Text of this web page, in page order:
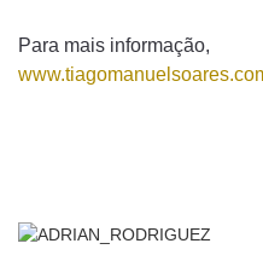
Para mais informação,